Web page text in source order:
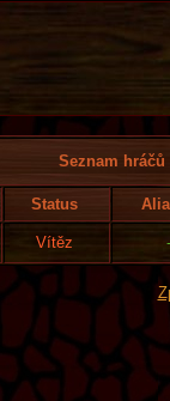
Seznam
Status
Vítěz -